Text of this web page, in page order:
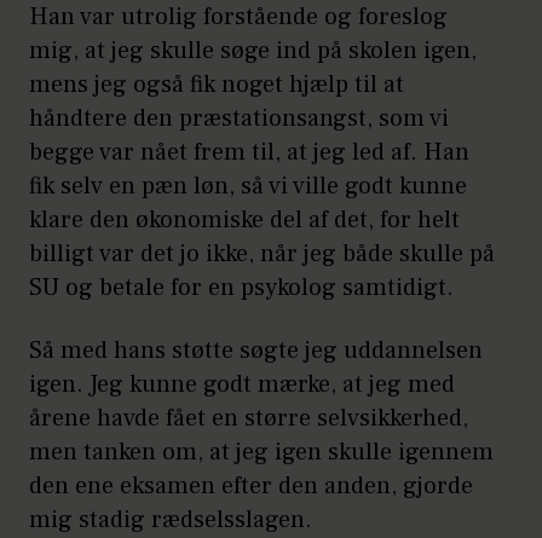
Han var utrolig forstående og foreslog
mig, at jeg skulle søge ind på skolen igen,
mens jeg også fik noget hjælp til at
håndtere den præstationsangst, som vi
begge var nået frem til, at jeg led af. Han
fik selv en pæn løn, så vi ville godt kunne
klare den økonomiske del af det, for helt
billigt var det jo ikke, når jeg både skulle på
SU og betale for en psykolog samtidigt.
Så med hans støtte søgte jeg uddannelsen
igen. Jeg kunne godt mærke, at jeg med
årene havde fået en større selvsikkerhed,
men tanken om, at jeg igen skulle igennem
den ene eksamen efter den anden, gjorde
mig stadig rædselsslagen.